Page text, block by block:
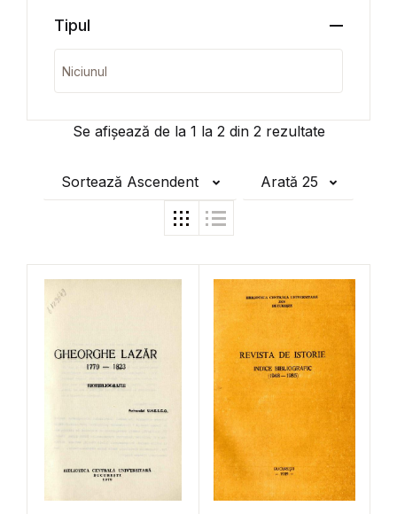
Se afișează de la 1 la 2din 2rezultate
Sortează Ascendent Arată 25
Tipul